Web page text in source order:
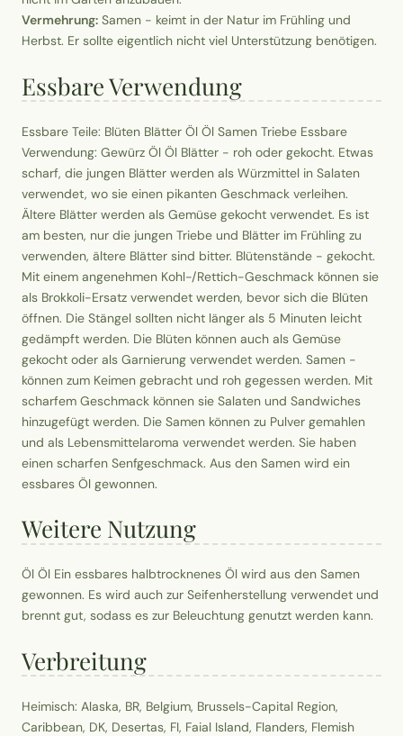
Vermehrung: Samen - keimt in der Natur im Frühling und
Herbst. Er sollte eigentlich nicht viel Unterstützung benötigen.
Essbare Verwendung
Essbare Teile: Blüten Blätter Öl Öl Samen Triebe Essbare
Verwendung: Gewürz Öl Öl Blätter - roh oder gekocht. Etwas
scharf, die jungen Blätter werden als Würzmittel in Salaten
verwendet, wo sie einen pikanten Geschmack verleihen.
Ältere Blätter werden als Gemüse gekocht verwendet. Es ist
am besten, nur die jungen Triebe und Blätter im Frühling zu
verwenden, ältere Blätter sind bitter. Blütenstände - gekocht.
Mit einem angenehmen Kohl-/Rettich-Geschmack können sie
als Brokkoli-Ersatz verwendet werden, bevor sich die Blüten
öffnen. Die Stängel sollten nicht länger als 5 Minuten leicht
gedämpft werden. Die Blüten können auch als Gemüse
gekocht oder als Garnierung verwendet werden. Samen -
können zum Keimen gebracht und roh gegessen werden. Mit
scharfem Geschmack können sie Salaten und Sandwiches
hinzugefügt werden. Die Samen können zu Pulver gemahlen
und als Lebensmittelaroma verwendet werden. Sie haben
einen scharfen Senfgeschmack. Aus den Samen wird ein
essbares Öl gewonnen.
Weitere Nutzung
Öl Öl Ein essbares halbtrocknenes Öl wird aus den Samen
gewonnen. Es wird auch zur Seifenherstellung verwendet und
brennt gut, sodass es zur Beleuchtung genutzt werden kann.
Verbreitung
Heimisch: Alaska, BR, Belgium, Brussels-Capital Region,
Caribbean, DK, Desertas, FI, Faial Island, Flanders, Flemish